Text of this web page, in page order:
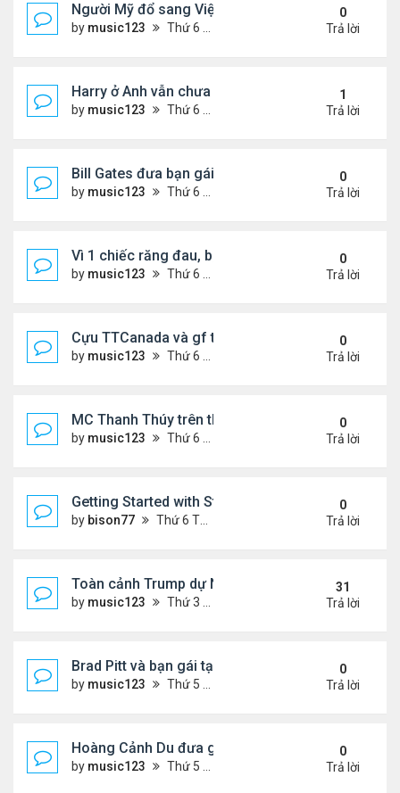
Người Mỹ đổ sang Việt Nam chữa bệnh
by music123 Thứ 6 Tháng 7 10, 2026 7:09 pm
0
Trả lời
Harry ở Anh vẫn chưa hội ngộ Vua Charles
by music123 Thứ 6 Tháng 7 10, 2026 5:58 pm
1
Trả lời
Bill Gates đưa bạn gái đến 'trại hè tỷ phú'
by music123 Thứ 6 Tháng 7 10, 2026 6:50 pm
0
Trả lời
Vì 1 chiếc răng đau, bị nhổ hết 12 răng còn lại
by music123 Thứ 6 Tháng 7 10, 2026 6:12 pm
0
Trả lời
Cựu TTCanada và gf tình tứ trên đường phố Đức
by music123 Thứ 6 Tháng 7 10, 2026 6:10 pm
0
Trả lời
MC Thanh Thúy trên thảm đỏ Film Festival
by music123 Thứ 6 Tháng 7 10, 2026 6:04 pm
0
Trả lời
Getting Started with Store Management Games:
by bison77 Thứ 6 Tháng 7 10, 2026 2:15 am
0
Trả lời
Toàn cảnh Trump dự NATO Summit@Turkey
by music123 Thứ 3 Tháng 7 07, 2026 4:29 pm
31
Trả lời
Brad Pitt và bạn gái tại đám cưới Taylor Swift
by music123 Thứ 5 Tháng 7 09, 2026 8:19 pm
0
Trả lời
Hoàng Cảnh Du đưa gái lạ sang Phú Quốc hẹn hò
by music123 Thứ 5 Tháng 7 09, 2026 8:16 pm
0
Trả lời